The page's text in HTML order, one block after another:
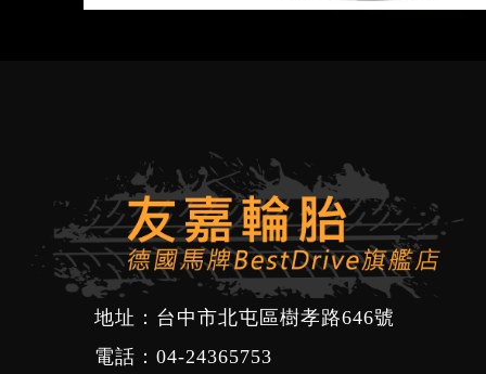
地址：台中市北屯區樹孝路646號
電話：04-24365753